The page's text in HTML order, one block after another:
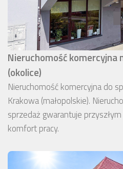
Nieruchomość komercyjna
(okolice)
Nieruchomość komercyjna do
Krakowa (małopolskie).
sprzedaż gwarantuje
komfort pracy.